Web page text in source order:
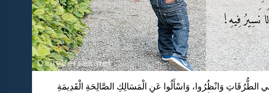
الطُّرُقَاتِ وَانْظُرُوا، وَاسْأَلُوا عَنِ الْمَسَالِكِ الصَّالِحَةِ الْقَدِيمَةِ